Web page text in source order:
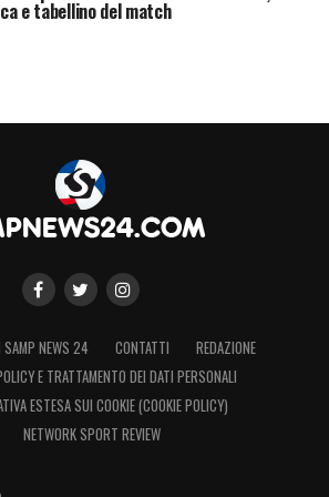
da
Corte Lambruschini, ma è
che, se le cose
così, Djuricic possa
Genova, magari quando
mercato si paleseranno
interessanti.
NOSTRE TOP NEWS
e tabellino del match
SAMP NEWS 24 CONTATTI
REDAZIONE
E TRATTAMENTO DEI DATI PERSONALI
ESTESA SUI COOKIE (COOKIE POLICY)
NETWORK SPORT REVIEW